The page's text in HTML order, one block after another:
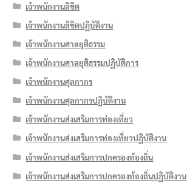
เจ้าพนักงานลิขิต
เจ้าพนักงานลิขิตปฏิบัติงาน
เจ้าพนักงานศาลยุติธรรม
เจ้าพนักงานศาลยุติธรรมปฏิบัติการ
เจ้าพนักงานศุลกากร
เจ้าพนักงานศุลกากรปฏิบัติงาน
เจ้าพนักงานส่งเสริมการท่องเที่ยว
เจ้าพนักงานส่งเสริมการท่องเที่ยวปฏิบัติงาน
เจ้าพนักงานส่งเสริมการปกครองท้องถิ่น
เจ้าพนักงานส่งเสริมการปกครองท้องถิ่นปฏิบัติงาน